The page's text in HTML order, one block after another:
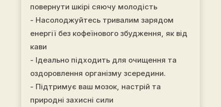
повернути шкірі сяючу молодість
- Насолоджуйтесь тривалим зарядом
енергії без кофеїнового збудження, як від
кави
- Ідеально підходить для очищення та
оздоровлення організму зсередини.
- Підтримує ваш мозок, настрій та
природні захисні сили